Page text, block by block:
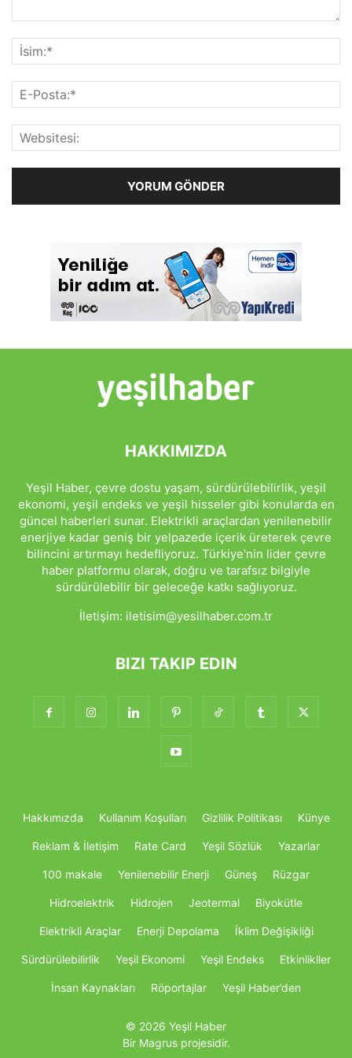
HAKKIMIZDA
Yeşil Haber, çevre dostu yaşam, sürdürülebilirlik, yeşil
ekonomi, yeşil endeks ve yeşil hisseler gibi konularda en
güncel haberleri sunar. Elektrikli araçlardan yenilenebilir
enerjiye kadar geniş bir yelpazede içerik üreterek çevre
bilincini artırmayı hedefliyoruz. Türkiye'nin lider çevre
haber platformu olarak, doğru ve tarafsız bilgiyle
sürdürülebilir bir geleceğe katkı sağlıyoruz.
İletişim: iletisim@yesilhaber.com.tr
BIZI TAKIP EDIN
Hakkımızda Kullanım Koşulları Gizlilik Politikası Künye
Reklam & İletişim Rate Card Yeşil Sözlük Yazarlar
100 makale Yenilenebilir Enerji Güneş Rüzgar
Hidroelektrik Hidrojen Jeotermal Biyokütle
Elektrikli Araçlar Enerji Depolama İklim Değişikliği
Sürdürülebilirlik Yeşil Ekonomi Yeşil Endeks Etkinlikller
İnsan Kaynakları Röportajlar Yeşil Haber’den
© 2026 Yeşil Haber
Bir Magrus projesidir.